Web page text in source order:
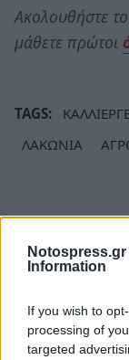
Notospress.gr
Information
If you wish to
processing of
targeted
Ακολουθήστε το
μάθετε πρώτοι
TAGS:
ΛΑΚΩΝΙΑ